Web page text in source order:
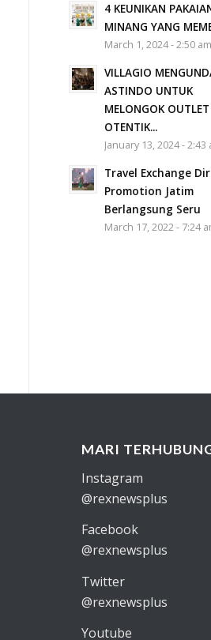
4 KEUNIKAN
MINANG YANG
March 1, 2024 - 2:50 am
VILLAGIO
ASTINDO UNTUK
MELONGOK OUTLET
OTENTIK...
January 13, 2024 - 2:43
Travel Exchange
Promotion Jatim
Berlangsung Seru
March 17, 2022 - 7:24
MARI
Instagram
@rexnewsplus
Facebook
@rexnewsplus
Twitter
@rexnewsplus
Youtube